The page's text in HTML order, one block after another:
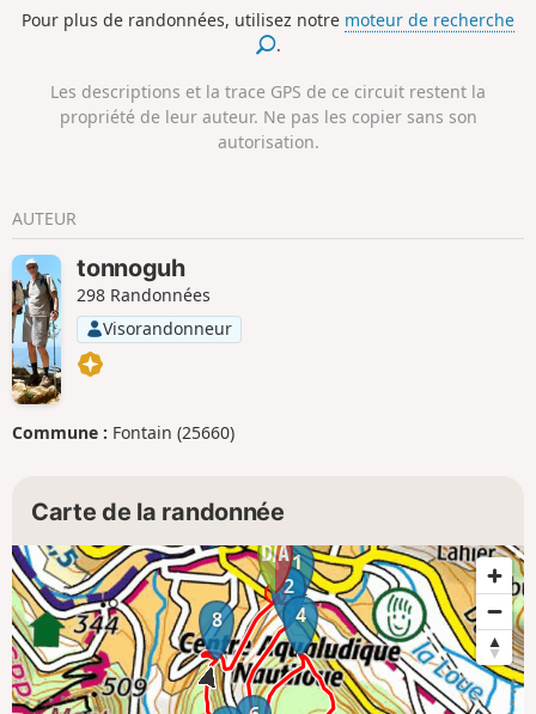
au célèbre tableau Le Château d’Ornans de 1855, une huile
sur toile conservée au Musée de Minneapolis. Vous
commérages de nos cancouaines
Pour plus de randonnées, utilisez notre moteur de recherche
.
Les descriptions et la trace GPS de ce circuit restent la
propriété de leur auteur. Ne pas les copier sans son
autorisation.
AUTEUR
tonnoguh
298 Randonnées
Visorandonneur
Commune : Fontain (25660)
Carte de la randonnée
1
2
4
8